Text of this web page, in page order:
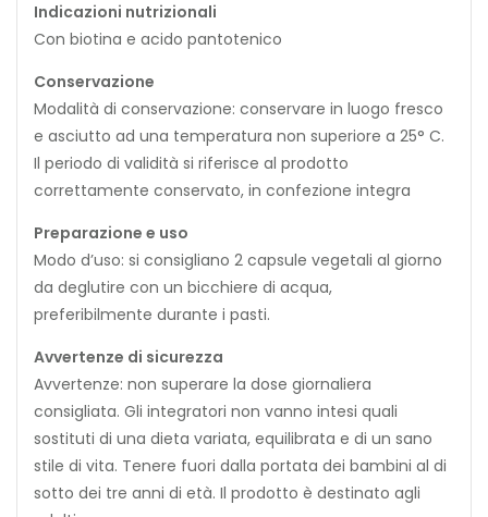
Indicazioni nutrizionali
Con biotina e acido pantotenico
Conservazione
Modalità di conservazione: conservare in luogo fresco
e asciutto ad una temperatura non superiore a 25° C.
Il periodo di validità si riferisce al prodotto
correttamente conservato, in confezione integra
Preparazione e uso
Modo d’uso: si consigliano 2 capsule vegetali al giorno
da deglutire con un bicchiere di acqua,
preferibilmente durante i pasti.
Avvertenze di sicurezza
Avvertenze: non superare la dose giornaliera
consigliata. Gli integratori non vanno intesi quali
sostituti di una dieta variata, equilibrata e di un sano
stile di vita. Tenere fuori dalla portata dei bambini al di
sotto dei tre anni di età. Il prodotto è destinato agli